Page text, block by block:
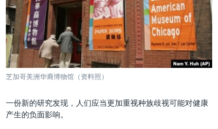
到
检
索
非洲
美洲
全球议题
军事
劳工
环境
国会报道
美中关系
美国建国250周年
埃博拉疫情
重要讲话与声明
台海两岸关系
VOA今日焦点
中文广播
关注我们
芝加哥美洲华裔博物馆（资料照）
一份新的研究发现，人们应当更加重视种族歧视可能对健康
产生的负面影响。